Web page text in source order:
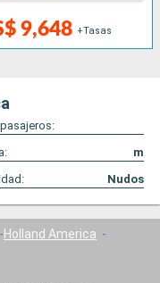
9,648 +Tasas
m
Nudos
Holland America